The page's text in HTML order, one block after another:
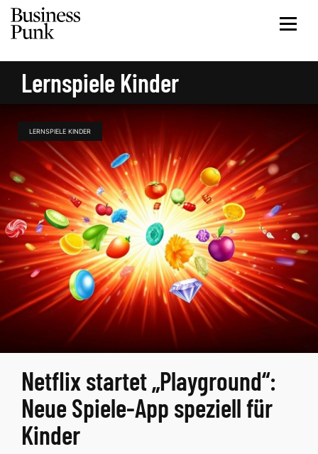
Lernspiele Kinder
LERNSPIELE KINDER
Netflix startet „Playground“:
Neue Spiele-App speziell für
Kinder